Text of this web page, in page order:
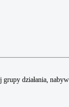
działania,